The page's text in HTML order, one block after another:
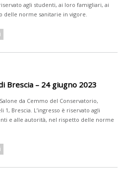
agli studenti, ai loro famigliari, ai
norme sanitarie in vigore.
Brescia – 24 giugno 2023
da Cemmo del Conservatorio,
Brescia. L’ingresso è riservato agli
e alle autorità, nel rispetto delle norme